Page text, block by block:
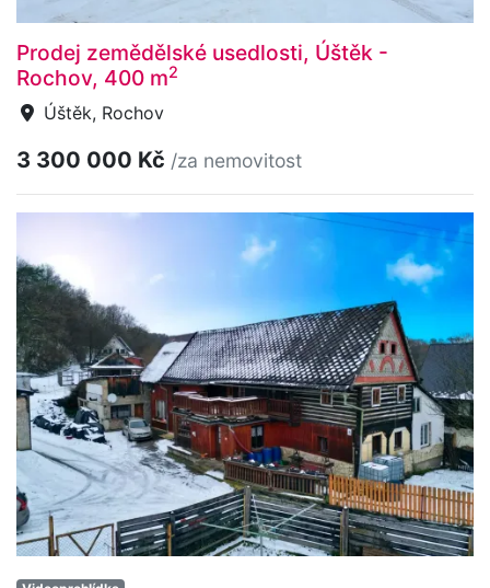
Prodej zemědělské usedlosti, Úštěk -
Rochov, 400 m2
Úštěk, Rochov
3 300 000 Kč /za nemovitost